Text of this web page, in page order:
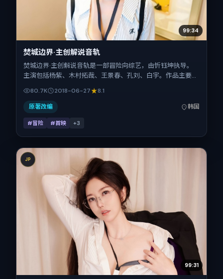
99:34
焚城边界·主创解说音轨
焚城边界·主创解说音轨是一部冒险向综艺，由忻钰坤执导。
主演包括杨紫、木村拓哉、王景春、孔刘、白宇。作品主要在
2018-06-27，正片时长154分钟。
80.7K 2018-06-27 8.1
原著改编 韩国
#冒险 #首映 +3
JP
99:31